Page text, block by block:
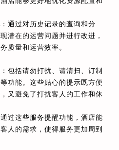
：通过对历史记录的查询和分
潜在的运营问题并进行改进，
质量和运营效率。
：包括请勿打扰、请清扫、订制
功能。这些贴心的提示既方便
又避免了打扰客人的工作和休
通过这些服务提醒功能，酒店能
人的需求，使得服务更加周到